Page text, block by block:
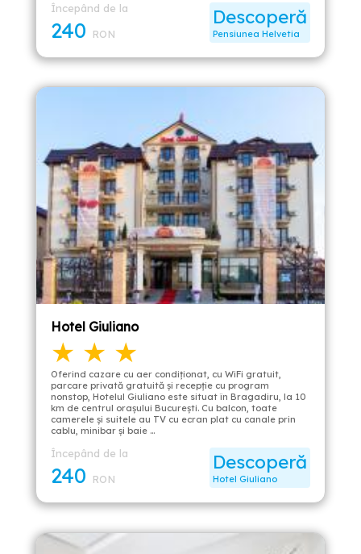
Descoperă
Pensiunea Helvetia
Începând de la
240 RON
Hotel Giuliano
★ ★ ★
Oferind cazare cu aer condiționat, cu WiFi gratuit,
parcare privată gratuită și recepție cu program
nonstop, Hotelul Giuliano este situat în Bragadiru, la 10
km de centrul orașului București. Cu balcon, toate
camerele și suitele au TV cu ecran plat cu canale prin
cablu, minibar și baie …
Descoperă
Hotel Giuliano
Începând de la
240 RON